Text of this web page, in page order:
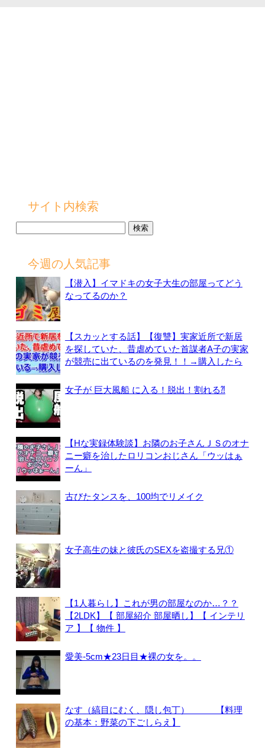
サイト内検索
今週の人気記事
【潜入】イマドキの女子大生の部屋ってどう
なってるのか？
【スカッとする話】【復讐】実家近所で新居
を探していた、昔虐めていた首謀者A子の実家
が競売に出ているのを発見！！→購入したら
女子が 巨大風船 に入る！脱出！割れる⁈
【Hな実録体験談】お隣のお子さんＪＳのオナ
ニー癖を治したロリコンおじさん「ウッはぁ
ーん」
古びたタンスを、100均でリメイク
女子高生の妹と彼氏のSEXを盗撮する兄①
【1人暮らし】これが男の部屋なのか…？？
【2LDK】【 部屋紹介 部屋晒し】【 インテリ
ア 】【 物件 】
愛美-5cm★23日目★裸の女を。。
なす（縞目にむく、隠し包丁） 【料理
の基本：野菜の下ごしらえ】